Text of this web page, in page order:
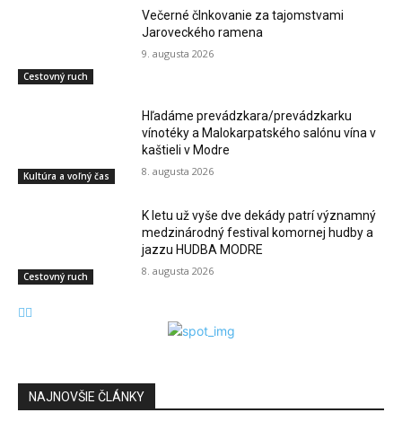
Cestovný ruch
Večerné člnkovanie za tajomstvami
Jaroveckého ramena
9. augusta 2026
Kultúra a voľný čas
Hľadáme prevádzkara/prevádzkarku
vínotéky a Malokarpatského salónu vína v
kaštieli v Modre
8. augusta 2026
Cestovný ruch
K letu už vyše dve dekády patrí významný
medzinárodný festival komornej hudby a
jazzu HUDBA MODRE
8. augusta 2026
NAJNOVŠIE ČLÁNKY